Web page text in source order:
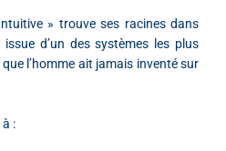
» trouve ses racines dans
d’un des systèmes les plus
que l’homme ait jamais inventé sur
: